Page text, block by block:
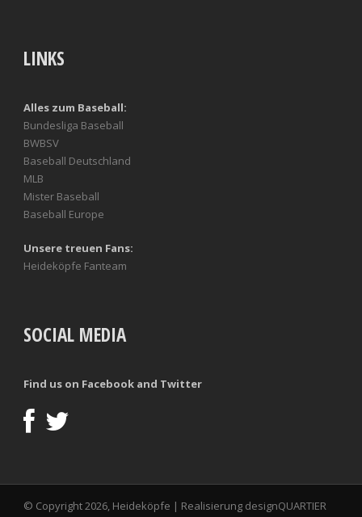
LINKS
Alles zum Baseball:
Bundesliga Baseball
BWBSV
Baseball Deutschland
MLB
Mister Baseball
Baseball Europe
Unsere treuen Fans:
Heideköpfe Fanteam
SOCIAL MEDIA
Find us on Facebook and Twitter
© Copyright 2026, Heideköpfe | Realisierung designQUARTIER